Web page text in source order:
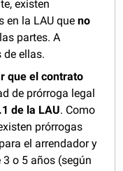
existen
en la LAU queno
partes. A
ellas.
que el contrato
de prórroga legal
de la LAU. Como
prórrogas
el arrendador y
o 5 años (según